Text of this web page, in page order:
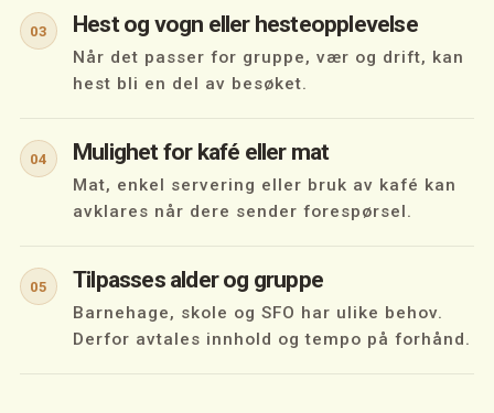
03 Hest og vogn eller hesteopplevelse
Når det passer for gruppe, vær og drift, kan
hest bli en del av besøket.
04 Mulighet for kafé eller mat
Mat, enkel servering eller bruk av kafé kan
avklares når dere sender forespørsel.
05 Tilpasses alder og gruppe
Barnehage, skole og SFO har ulike behov.
Derfor avtales innhold og tempo på forhånd.